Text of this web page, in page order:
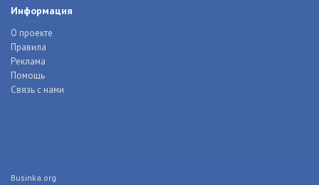
Информация
О проекте
Правила
Реклама
Помощь
Связь с нами
Businka.org